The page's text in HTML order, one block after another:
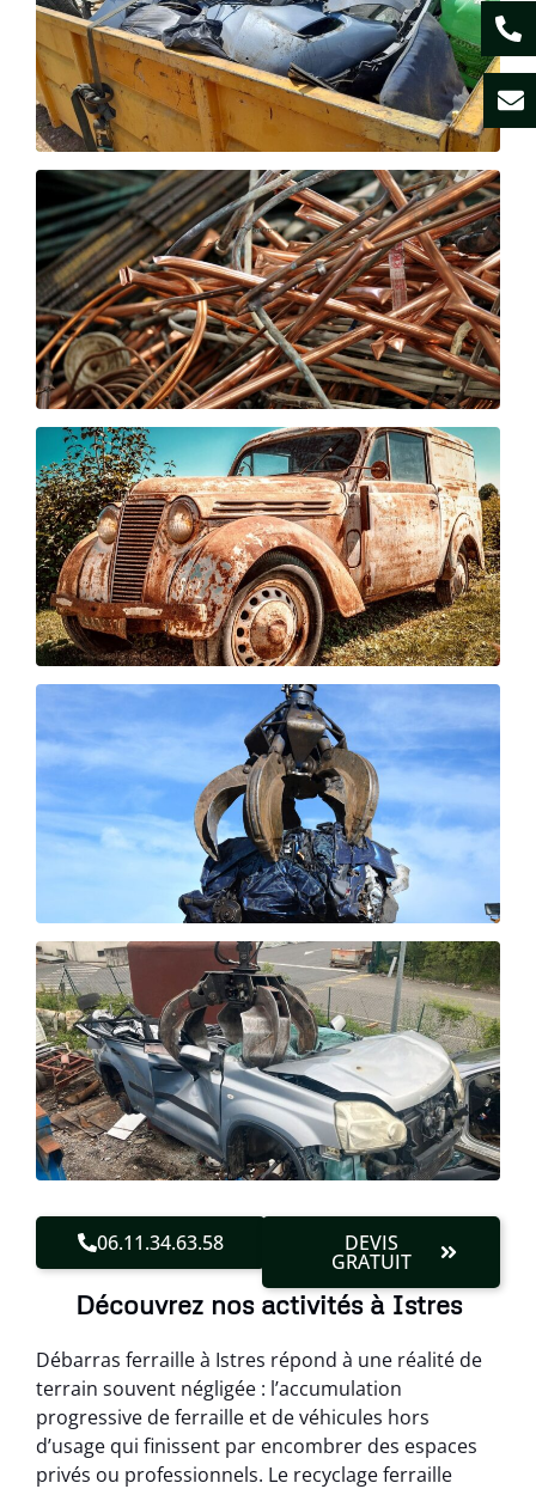
06.11.34.63.58 DEVIS
GRATUIT
Découvrez nos activités à Istres
Débarras ferraille à Istres répond à une réalité de
terrain souvent négligée : l’accumulation
progressive de ferraille et de véhicules hors
d’usage qui finissent par encombrer des espaces
privés ou professionnels. Le recyclage ferraille